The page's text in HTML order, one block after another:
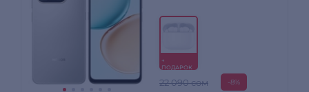
+
ПОДАРОК
22 090 сом -8%